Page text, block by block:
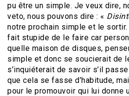
pu être un simple. Je veux dire,
veto, nous pouvons dire : «
notre prochain simple et le
fait stupide de le faire car
quelle maison de disques,
simple et donc se soucierait de
s’inquiéterait de savoir s’il
que cela se fasse d’habitude,
pour le promouvoir qui lui donne